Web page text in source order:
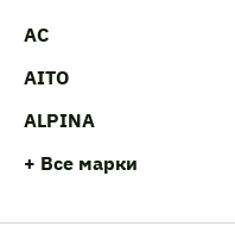
AC
AITO
ALPINA
+ Все марки